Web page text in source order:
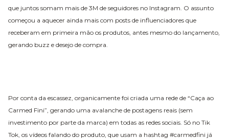
que juntos somam mais de 3M de seguidores no Instagram. O assunto
começou a aquecer ainda mais com posts de influenciadores que
receberam em primeira mão os produtos, antes mesmo do lançamento,
gerando buzz e desejo de compra.
Por conta da escassez, organicamente foi criada uma rede de “Caça ao
Carmed Fini”, gerando uma avalanche de postagens reais (sem
investimento por parte da marca) em todas as redes sociais. Só no Tik
Tok, os vídeos falando do produto, que usam a hashtag #carmedfini já